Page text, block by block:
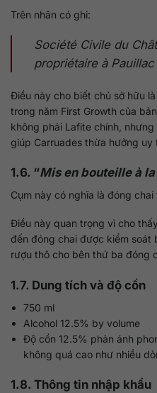
Trên nhãn có ghi:
Société Civile du
propriétaire à Pauillac
Điều này cho biết chủ sở hữu
trong năm First Growth của
không phải Lafite chính,
giúp Carruades thừa hưởng uy
1.6. “Mis en bouteille à
Cụm này có nghĩa là đóng
Điều này quan trọng vì cho
đến đóng chai được kiểm soát
rượu thô cho bên thứ ba đóng
1.7. Dung tích và độ cồn
750 ml
Alcohol 12.5% by volume
Độ cồn 12.5% phản ánh
không quá cao như nhiều
1.8. Thông tin nhập khẩu